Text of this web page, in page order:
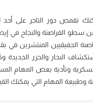
تقمص دور التاجر على
سطو القراصنة والنجاح في
الحقيقيين المنتشرين في
البحار والجزر الجديدة
وتأدية بعض المهام
وطبيعة المهام التي يمكنك